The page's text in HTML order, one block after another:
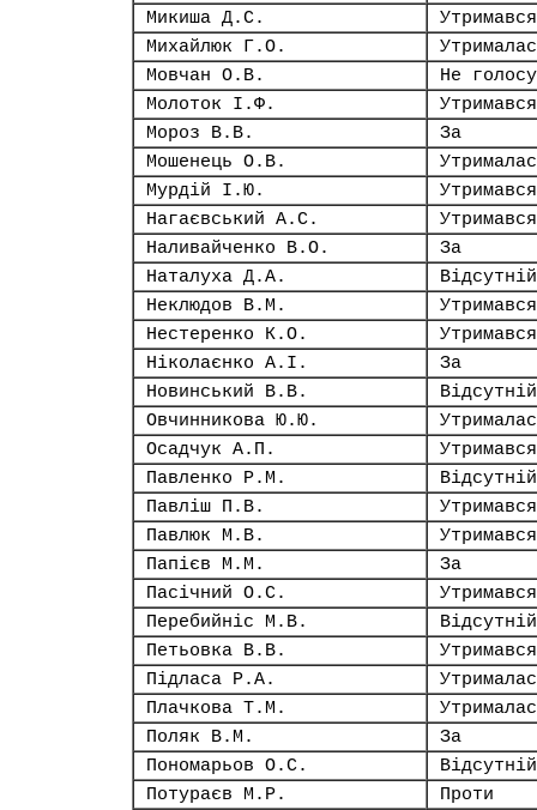
Микиша Д.С.
Утримався
Михайлюк Г.О.
Мовчан О.В.
Не
Молоток І.Ф.
Утримався
Мороз В.В.
За
Мошенець О.В.
Мурдій І.Ю.
Утримався
Нагаєвський А.С.
Утримався
Наливайченко В.О.
За
Наталуха Д.А.
Відсутній
Неклюдов В.М.
Утримався
Нестеренко К.О.
Утримався
Ніколаєнко А.І.
За
Новинський В.В.
Відсутній
Овчинникова Ю.Ю.
Осадчук А.П.
Утримався
Павленко Р.М.
Відсутній
Павліш П.В.
Утримався
Павлюк М.В.
Утримався
Папієв М.М.
За
Пасічний О.С.
Утримався
Перебийніс М.В.
Відсутній
Петьовка В.В.
Утримався
Підласа Р.А.
Плачкова Т.М.
Поляк В.М.
За
Пономарьов О.С.
Відсутній
Потураєв М.Р.
Проти